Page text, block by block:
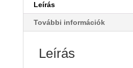
Leírás
További információk
Leírás